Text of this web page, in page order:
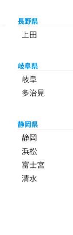
長野県
上田
岐阜県
岐阜
多治見
静岡県
静岡
浜松
富士宮
清水